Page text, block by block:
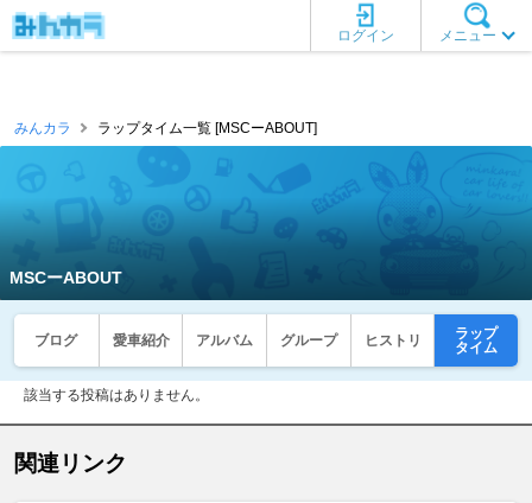
メニュー
ログイン
みんカラ ラップタイム一覧 [MSCーABOUT]
MSCーABOUT
ブログ 愛車紹介 アルバム グループ ヒストリ
ラップ
タイム
該当する投稿はありません。
関連リンク